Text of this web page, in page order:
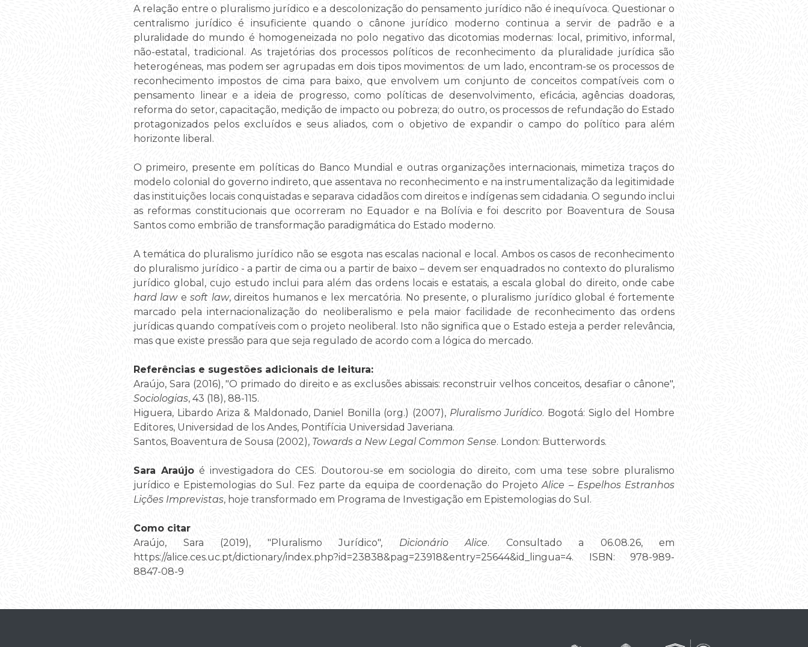
A relação entre o pluralismo jurídico e a descolonização do pensamento jurídico não é inequívoca. Questionar o
centralismo jurídico é insuficiente quando o cânone jurídico moderno continua a servir de padrão e a
pluralidade do mundo é homogeneizada no polo negativo das dicotomias modernas: local, primitivo, informal,
não-estatal, tradicional. As trajetórias dos processos políticos de reconhecimento da pluralidade jurídica são
heterogéneas, mas podem ser agrupadas em dois tipos movimentos: de um lado, encontram-se os processos de
reconhecimento impostos de cima para baixo, que envolvem um conjunto de conceitos compatíveis com o
pensamento linear e a ideia de progresso, como políticas de desenvolvimento, eficácia, agências doadoras,
reforma do setor, capacitação, medição de impacto ou pobreza; do outro, os processos de refundação do Estado
protagonizados pelos excluídos e seus aliados, com o objetivo de expandir o campo do político para além
horizonte liberal.
O primeiro, presente em políticas do Banco Mundial e outras organizações internacionais, mimetiza traços do
modelo colonial do governo indireto, que assentava no reconhecimento e na instrumentalização da legitimidade
das instituições locais conquistadas e separava cidadãos com direitos e indígenas sem cidadania. O segundo inclui
as reformas constitucionais que ocorreram no Equador e na Bolívia e foi descrito por Boaventura de Sousa
Santos como embrião de transformação paradigmática do Estado moderno.
A temática do pluralismo jurídico não se esgota nas escalas nacional e local. Ambos os casos de reconhecimento
do pluralismo jurídico - a partir de cima ou a partir de baixo – devem ser enquadrados no contexto do pluralismo
jurídico global, cujo estudo inclui para além das ordens locais e estatais, a escala global do direito, onde cabe
hard law esoft law, direitos humanos e lex mercatória. No presente, o pluralismo jurídico global é fortemente
marcado pela internacionalização do neoliberalismo e pela maior facilidade de reconhecimento das ordens
jurídicas quando compatíveis com o projeto neoliberal. Isto não significa que o Estado esteja a perder relevância,
mas que existe pressão para que seja regulado de acordo com a lógica do mercado.
Referências e sugestões adicionais de leitura:
Araújo, Sara (2016), "O primado do direito e as exclusões abissais: reconstruir velhos conceitos, desafiar o cânone",
Sociologias, 43 (18), 88-115.
Higuera, Libardo Ariza & Maldonado, Daniel Bonilla (org.) (2007), Pluralismo Jurídico. Bogotá: Siglo del Hombre
Editores, Universidad de los Andes, Pontifícia Universidad Javeriana.
Santos, Boaventura de Sousa (2002), Towards a New Legal Common Sense. London: Butterwords.
Sara Araújoé investigadora do CES. Doutorou-se em sociologia do direito, com uma tese sobre pluralismo
jurídico e Epistemologias do Sul. Fez parte da equipa de coordenação do ProjetoAlice – Espelhos Estranhos
Lições Imprevistas, hoje transformado em Programa de Investigação em Epistemologias do Sul.
Como citar
Araújo, Sara (2019), "Pluralismo Jurídico", Dicionário Alice. Consultado a 06.08.26, em
https://alice.ces.uc.pt/dictionary/index.php?id=23838&pag=23918&entry=25644&id_lingua=4. ISBN: 978-989-
8847-08-9